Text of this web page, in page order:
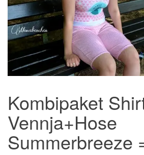
Kombipaket
Vennja+Hose
Summerbreeze